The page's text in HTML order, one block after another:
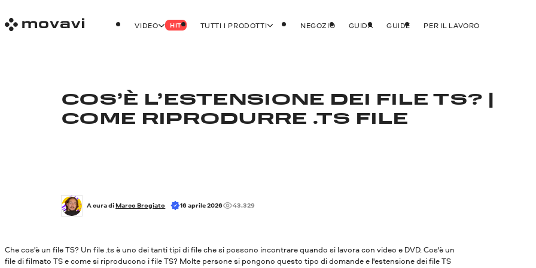
VIDEO HIT TUTTI I PRODOTTI NEGOZIO GUIDA GUIDE PER IL LAVORO
COS’È L’ESTENSIONE DEI FILE TS? |
COME RIPRODURRE .TS FILE
A cura di Marco Brogiato 16 aprile 2026 43.329
Che cos'è un file TS? Un file .ts è uno dei tanti tipi di file che si possono incontrare quando si lavora con video e DVD. Cos'è un
file di filmato TS e come si riproducono i file TS? Molte persone si pongono questo tipo di domande e l'estensione dei file TS